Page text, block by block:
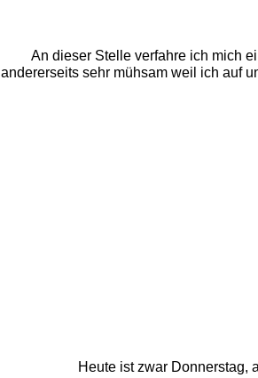
An dieser Stelle verfahre ich mich
andererseits sehr mühsam weil ich auf
Heute ist zwar Donnerstag,